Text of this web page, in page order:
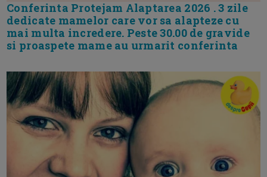
Conferinta Protejam Alaptarea 2026 . 3 zile
dedicate mamelor care vor sa alapteze cu
mai multa incredere. Peste 30.00 de gravide
si proaspete mame au urmarit conferinta